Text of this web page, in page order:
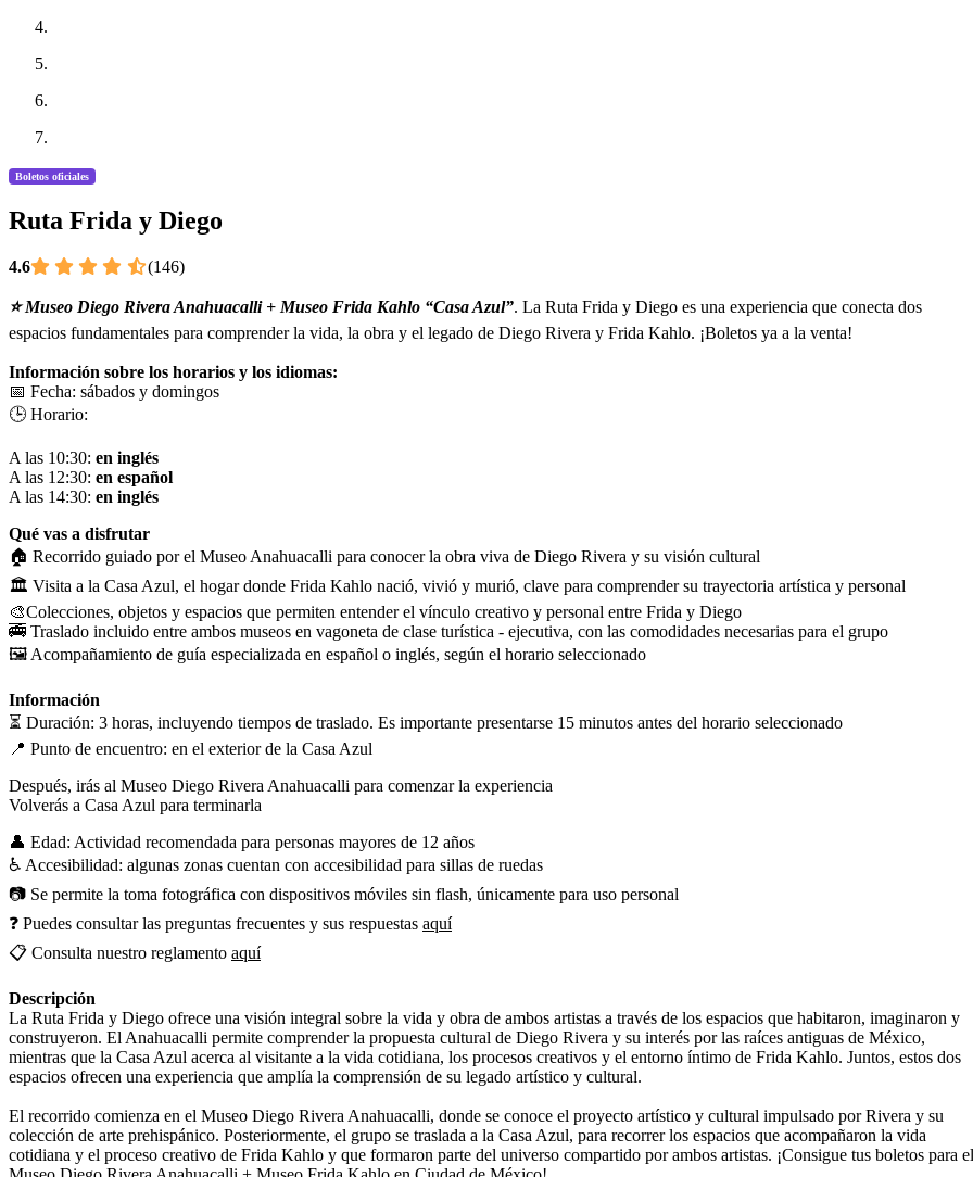
Boletos oficiales
Ruta Frida y Diego
4.6 (146)
⭐ Museo Diego Rivera Anahuacalli + Museo Frida Kahlo “Casa Azul”. La Ruta Frida y Diego es una experiencia que conecta dos
espacios fundamentales para comprender la vida, la obra y el legado de Diego Rivera y Frida Kahlo. ¡Boletos ya a la venta!
Información sobre los horarios y los idiomas:
📅 Fecha: sábados y domingos
🕒 Horario:
A las 10:30: en inglés
A las 12:30: en español
A las 14:30: en inglés
Qué vas a disfrutar
🏠 Recorrido guiado por el Museo Anahuacalli para conocer la obra viva de Diego Rivera y su visión cultural
🏛️ Visita a la Casa Azul, el hogar donde Frida Kahlo nació, vivió y murió, clave para comprender su trayectoria artística y personal
🎨Colecciones, objetos y espacios que permiten entender el vínculo creativo y personal entre Frida y Diego
🚎 Traslado incluido entre ambos museos en vagoneta de clase turística - ejecutiva, con las comodidades necesarias para el grupo
🖼️ Acompañamiento de guía especializada en español o inglés, según el horario seleccionado
Información
⏳ Duración: 3 horas, incluyendo tiempos de traslado. Es importante presentarse 15 minutos antes del horario seleccionado
📍 Punto de encuentro: en el exterior de la Casa Azul
Después, irás al Museo Diego Rivera Anahuacalli para comenzar la experiencia
Volverás a Casa Azul para terminarla
👤 Edad: Actividad recomendada para personas mayores de 12 años
♿ Accesibilidad: algunas zonas cuentan con accesibilidad para sillas de ruedas
📷 Se permite la toma fotográfica con dispositivos móviles sin flash, únicamente para uso personal
❓ Puedes consultar las preguntas frecuentes y sus respuestas aquí
📋 Consulta nuestro reglamento aquí
Descripción
La Ruta Frida y Diego ofrece una visión integral sobre la vida y obra de ambos artistas a través de los espacios que habitaron, imaginaron y
construyeron. El Anahuacalli permite comprender la propuesta cultural de Diego Rivera y su interés por las raíces antiguas de México,
mientras que la Casa Azul acerca al visitante a la vida cotidiana, los procesos creativos y el entorno íntimo de Frida Kahlo. Juntos, estos dos
espacios ofrecen una experiencia que amplía la comprensión de su legado artístico y cultural.
El recorrido comienza en el Museo Diego Rivera Anahuacalli, donde se conoce el proyecto artístico y cultural impulsado por Rivera y su
colección de arte prehispánico. Posteriormente, el grupo se traslada a la Casa Azul, para recorrer los espacios que acompañaron la vida
cotidiana y el proceso creativo de Frida Kahlo y que formaron parte del universo compartido por ambos artistas. ¡Consigue tus boletos para el